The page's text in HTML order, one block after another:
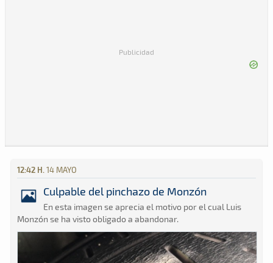
Publicidad
12:42 H. 14 MAYO
Culpable del pinchazo de Monzón
En esta imagen se aprecia el motivo por el cual Luis
Monzón se ha visto obligado a abandonar.